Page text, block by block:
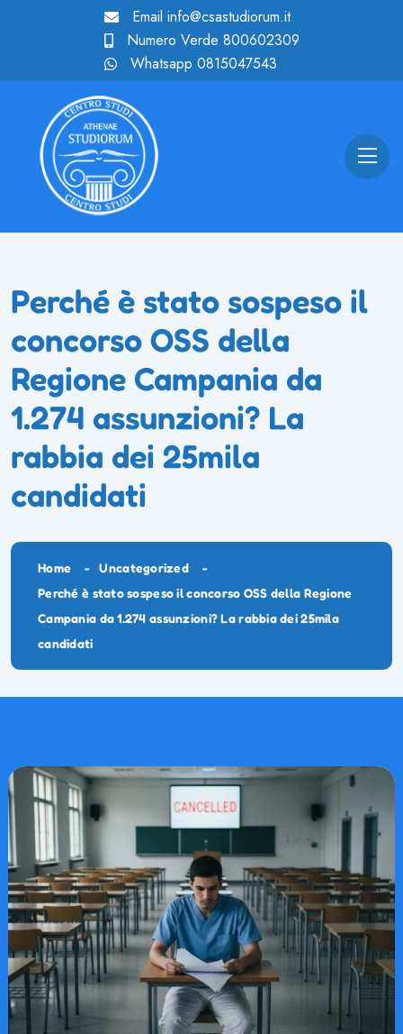
Email info@csastudiorum.it
Numero Verde 800602309
Whatsapp 0815047543
Perché è stato sospeso il
concorso OSS della
Regione Campania da
1.274 assunzioni? La
rabbia dei 25mila
candidati
Home
Uncategorized
Perché è stato sospeso il concorso OSS della Regione
Campania da 1.274 assunzioni? La rabbia dei 25mila
candidati